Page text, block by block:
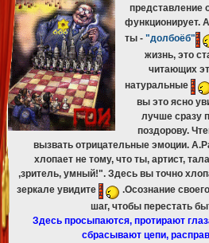
представление
функционирует.
ты - "долбоёб"
жизнь, это
читающих
натуральные
вы это ясно
лучше сразу
поздорову.
вызвать отрицательные эмоции.
хлопает не тому, что ты, артист,
,зритель, умный!". Здесь вы точно
зеркале увидите
.Осознание
шаг, чтобы перестать
Здесь просыпаются, протирают
сбрасывают цепи,